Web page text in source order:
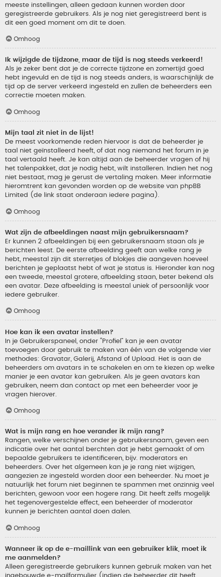
meeste instellingen, alleen gedaan kunnen worden door
geregistreerde gebruikers. Als je nog niet geregistreerd bent is
dit een goed moment om dit te doen.
Omhoog
Ik wijzigde de tijdzone, maar de tijd is nog steeds verkeerd!
Als je zeker bent dat je de correcte tijdzone en zomertijd goed
hebt ingevuld en de tijd is nog steeds anders, is waarschijnlijk de
tijd op de server verkeerd ingesteld en zullen de beheerders een
correctie moeten maken.
Omhoog
Mijn taal zit niet in de lijst!
De meest voorkomende reden hiervoor is dat de beheerder je
taal niet geïnstalleerd heeft, of dat nog niemand het forum in je
taal vertaald heeft. Je kan altijd aan de beheerder vragen of hij
het talenpakket, dat je nodig hebt, wilt installeren. Indien het nog
niet bestaat, mag je gerust de vertaling maken. Meer informatie
hieromtrent kan gevonden worden op de website van phpBB
Limited (de link staat onderaan iedere pagina).
Omhoog
Wat zijn de afbeeldingen naast mijn gebruikersnaam?
Er kunnen 2 afbeeldingen bij een gebruikersnaam staan als je
berichten leest. De eerste afbeelding geeft aan welke rang je
hebt, meestal zijn dit sterretjes of blokjes die aangeven hoeveel
berichten je geplaatst hebt of wat je status is. Hieronder kan nog
een tweede, meestal grotere, afbeelding staan, beter bekend als
een avatar. Deze afbeelding is meestal uniek of persoonlijk voor
iedere gebruiker.
Omhoog
Hoe kan ik een avatar instellen?
In je Gebruikerspaneel, onder “Profiel” kan je een avatar
toevoegen door gebruik te maken van één van de volgende vier
methodes: Gravatar, Galerij, Afstand of Upload. Het is aan de
beheerders om avatars in te schakelen en om te kiezen op welke
manier je een avatar kan gebruiken. Als je geen avatars kan
gebruiken, neem dan contact op met een beheerder voor je
vragen hierover.
Omhoog
Wat is mijn rang en hoe verander ik mijn rang?
Rangen, welke verschijnen onder je gebruikersnaam, geven een
indicatie over het aantal berchten dat je hebt gemaakt of om
bepaalde gebruikers te identificeren, bijv. moderators en
beheerders. Over het algemeen kan je je rang niet wijzigen,
aangezien ze ingesteld worden door een beheerder. Nu moet je
natuurlijk het forum niet beginnen te spammen met onzinnig veel
berichten, gewoon voor een hogere rang. Dit heeft zelfs mogelijk
het tegenovergestelde effect, een beheerder of moderator
kunnen je berichten aantal doen dalen.
Omhoog
Wanneer ik op de e-maillink van een gebruiker klik, moet ik
me aanmelden?
Alleen geregistreerde gebruikers kunnen gebruik maken van het